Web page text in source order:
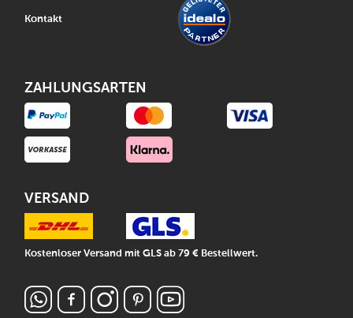
Kontakt
ZAHLUNGSARTEN
VERSAND
Kostenloser Versand mit GLS ab 79 € Bestellwert.